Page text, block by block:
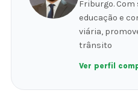
Friburgo.
educação e
viária,
trânsito
Ver perfil